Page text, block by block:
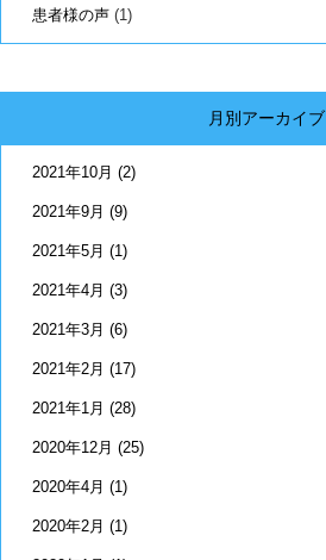
患者様の声 (1)
月別アーカイブ
2021年10月 (2)
2021年9月 (9)
2021年5月 (1)
2021年4月 (3)
2021年3月 (6)
2021年2月 (17)
2021年1月 (28)
2020年12月 (25)
2020年4月 (1)
2020年2月 (1)